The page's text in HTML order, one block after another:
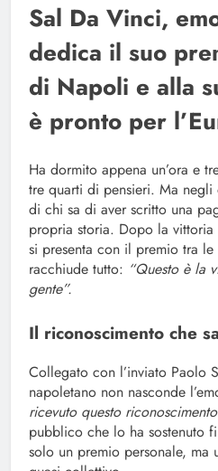
Sal Da Vinci,
dedica il suo
di Napoli e alla
è pronto per
Ha dormito appena un’ora e
tre quarti di pensieri. Ma
di chi sa di aver scritto una
propria storia. Dopo la
si presenta con il premio tra
racchiude tutto: “Questo è la
gente”.
Il riconoscimento che
Collegato con l’inviato Paolo
napoletano non nasconde
ricevuto questo
pubblico che lo ha sostenuto
solo un premio personale, ma